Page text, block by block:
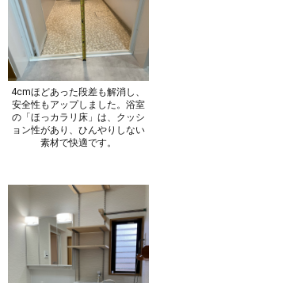
4cmほどあった段差も解消し、
安全性もアップしました。浴室
の「ほっカラリ床」は、クッシ
ョン性があり、ひんやりしない
素材で快適です。